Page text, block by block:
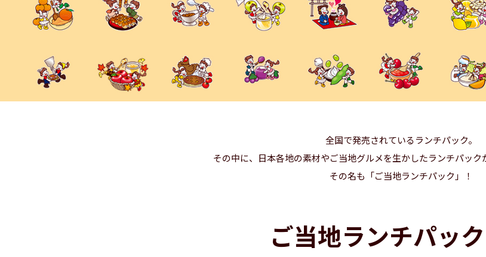
全国で発売されているランチパック。
その中に、日本各地の素材やご当地グルメを生かしたランチパック
その名も「ご当地ランチパック」！
ご当地ランチパッ